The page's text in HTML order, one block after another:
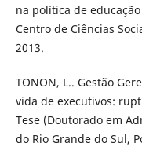
na política de
Centro de Ciências
2013.
TONON, L.. Gestão
vida de executivos:
Tese (Doutorado em
do Rio Grande do Sul,